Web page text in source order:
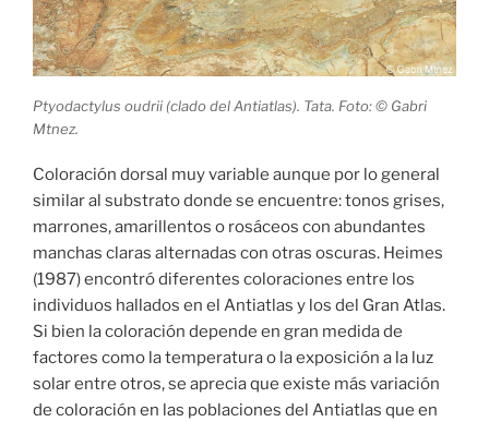
Ptyodactylus oudrii (clado del Antiatlas). Tata. Foto: © Gabri
Mtnez.
Coloración dorsal muy variable aunque por lo general
similar al substrato donde se encuentre: tonos grises,
marrones, amarillentos o rosáceos con abundantes
manchas claras alternadas con otras oscuras. Heimes
(1987) encontró diferentes coloraciones entre los
individuos hallados en el Antiatlas y los del Gran Atlas.
Si bien la coloración depende en gran medida de
factores como la temperatura o la exposición a la luz
solar entre otros, se aprecia que existe más variación
de coloración en las poblaciones del Antiatlas que en